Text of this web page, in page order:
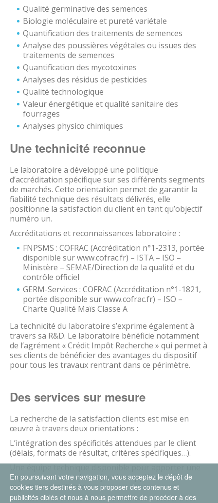
Qualité germinative des semences
Biologie moléculaire et pureté variétale
Quantification des traitements de semences
Analyse des poussières végétales ou issues des
traitements de semences
Quantification des mycotoxines
Analyses des résidus de pesticides
Qualité technologique
Valeur énergétique et qualité sanitaire des
fourrages
Analyses physico chimiques
Une technicité reconnue
Le laboratoire a développé une politique
d’accréditation spécifique sur ses différents segments
de marchés. Cette orientation permet de garantir la
fiabilité technique des résultats délivrés, elle
positionne la satisfaction du client en tant qu’objectif
numéro un.
Accréditations et reconnaissances laboratoire :
FNPSMS : COFRAC (Accréditation n°1-2313, portée
disponible sur www.cofrac.fr) – ISTA – ISO –
Ministère – SEMAE/Direction de la qualité et du
contrôle officiel
GERM-Services : COFRAC (Accréditation n°1-1821,
portée disponible sur www.cofrac.fr) – ISO –
Charte Qualité Maïs Classe A
La technicité du laboratoire s’exprime également à
travers sa R&D. Le laboratoire bénéficie notamment
de l’agrément « Crédit Impôt Recherche » qui permet à
ses clients de bénéficier des avantages du dispositif
pour tous les travaux rentrant dans ce périmètre.
Des services sur mesure
La recherche de la satisfaction clients est mise en
œuvre à travers deux orientations :
L’intégration des spécificités attendues par le client
(délais, formats de résultat, critères spécifiques…).
expertise et une valeur ajoutée supplémentaire
auprès de ses clients.
En poursuivant votre navigation, vous acceptez le dépôt de
cookies tiers destinés à vous proposer des contenus et
publicités ciblés et nous à nous permettre de procéder à des